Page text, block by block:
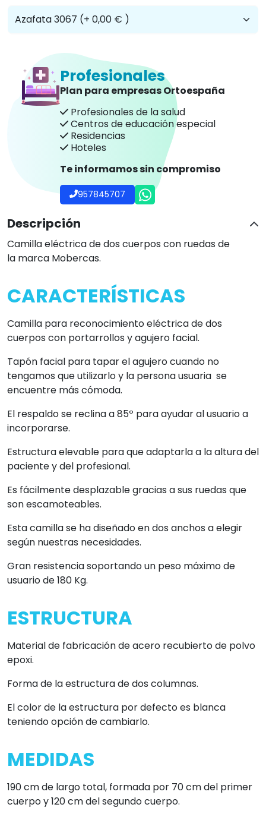
Profesionales
Plan para empresas Ortoespaña
Profesionales de la salud
Centros de educación especial
Residencias
Hoteles
Te informamos sin compromiso
957845707
Descripción
Camilla eléctrica de dos cuerpos con ruedas de
la marca Mobercas.
CARACTERÍSTICAS
Camilla para reconocimiento eléctrica de dos
cuerpos con portarrollos y agujero facial.
Tapón facial para tapar el agujero cuando no
tengamos que utilizarlo y la persona usuaria se
encuentre más cómoda.
El respaldo se reclina a 85º para ayudar al usuario a
incorporarse.
Estructura elevable para que adaptarla a la altura del
paciente y del profesional.
Es fácilmente desplazable gracias a sus ruedas que
son escamoteables.
Esta camilla se ha diseñado en dos anchos a elegir
según nuestras necesidades.
Gran resistencia soportando un peso máximo de
usuario de 180 Kg.
ESTRUCTURA
Material de fabricación de acero recubierto de polvo
epoxi.
Forma de la estructura de dos columnas.
El color de la estructura por defecto es blanca
teniendo opción de cambiarlo.
MEDIDAS
190 cm de largo total, formada por 70 cm del primer
cuerpo y 120 cm del segundo cuerpo.